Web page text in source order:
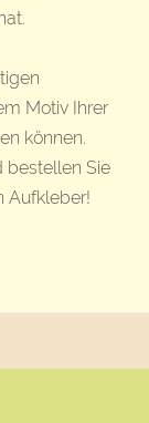
Motiv Ihrer
können.
bestellen Sie
Aufkleber!